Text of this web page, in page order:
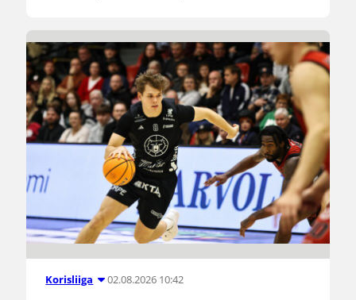
Korisliiga 02.08.2026 10:42